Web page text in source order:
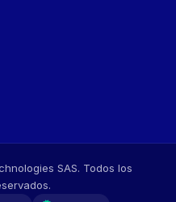
SAS. Todos los